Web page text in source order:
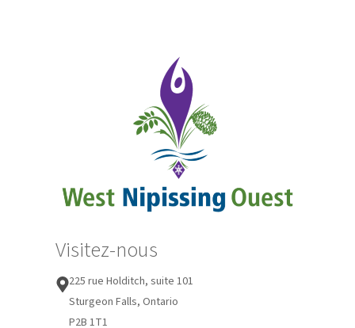
Visitez-nous
225 rue Holditch, suite 101
Sturgeon Falls, Ontario
P2B 1T1